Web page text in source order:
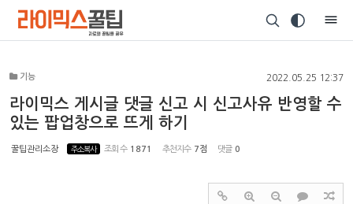
기능 2022.05.25 12:37
라이믹스 게시글 댓글 신고 시 신고사유 반영할 수
있는 팝업창으로 뜨게 하기
꿀팁관리소장 주소복사 조회 수 1871 추천지수 7점 댓글 0
Sketchbook5, 스케치북5
Sketchbook5, 스케치북5